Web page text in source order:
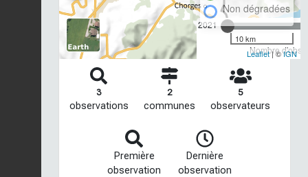
2021
Nombre
Non dégradées
10 km
Leaflet| ©IGN
3
observations
2
communes
5
observateurs
Première
observation
Dernière
observation